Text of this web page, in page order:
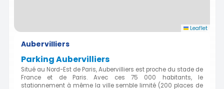
Leaflet
Aubervilliers
Parking Aubervilliers
Situé au Nord-Est de Paris, Aubervilliers est proche du stade de
France et de Paris. Avec ces 75 000 habitants, le
stationnement à même la ville semble limité (200 places de